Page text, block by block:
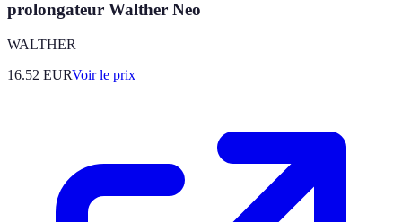
prolongateur Walther Neo
WALTHER
16.52 EURVoir le prix